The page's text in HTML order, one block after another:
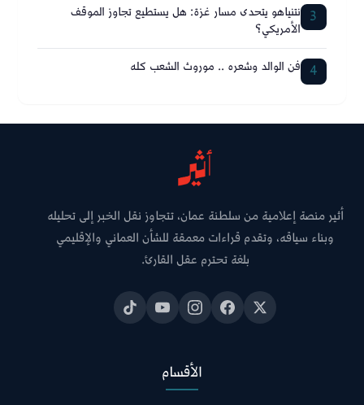
3 نتنياهو يتحدى مسار غزة: هل يستطيع تجاوز الموقف
الأمريكي؟
4 فن الوالد وشعره .. موروث الشعب كله
أثير منصة إعلامية من سلطنة عمان، تتجاوز نقل الخبر إلى تحليله
وبناء سياقه، وتقدم قراءات معمقة للشأن العماني والإقليمي
بلغة تحترم عقل القارئ.
الأقسام